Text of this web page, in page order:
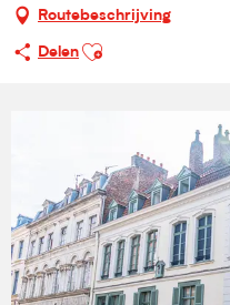
Routebeschrijving
Delen
Ajouter aux favoris